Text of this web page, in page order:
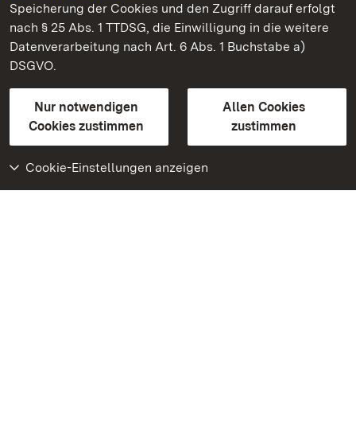
Speicherung der Cookies und den Zugriff darauf erfolgt
nach § 25 Abs. 1 TTDSG, die Einwilligung in die weitere
Datenverarbeitung nach Art. 6 Abs. 1 Buchstabe a)
DSGVO.
Nur notwendigen
Cookies zustimmen
Allen Cookies
zustimmen
Cookie-Einstellungen anzeigen
Staatliche Schlösser und Gärten Baden-Württemberg
Kontakt
GebärdenspracheLeichte Sprache
Erklärung zur Barrierefreiheit
BITV-konform (geprüfte Seiten)
Weiteres